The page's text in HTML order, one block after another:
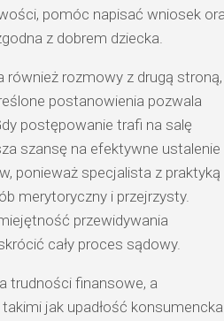
pomóc napisać wniosek
z dobrem dziecka.
również rozmowy z drugą stroną,
postanowienia pozwala
postępowanie trafi na salę
szansę na efektywne ustalenie
ponieważ specjalista z praktyką
merytoryczny i przejrzysty.
przewidywania
cały proces sądowy.
trudności finansowe, a
jak upadłość konsumencka